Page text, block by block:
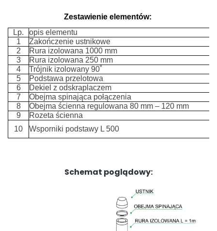
Zestawienie elementów:
Lp.
opis elementu
1
Zakończenie ustnikowe
2
Rura izolowana 1000 mm
3
Rura izolowana 250 mm
4
Trójnik izolowany 90˚
5
Podstawa przelotowa
6
Dekiel z odskraplaczem
7
Obejma spinająca połączenia
8
Obejma ścienna regulowana 80 mm – 120 mm
9
Rozeta ścienna
10
Wsporniki podstawy L 500
Schemat poglądowy: